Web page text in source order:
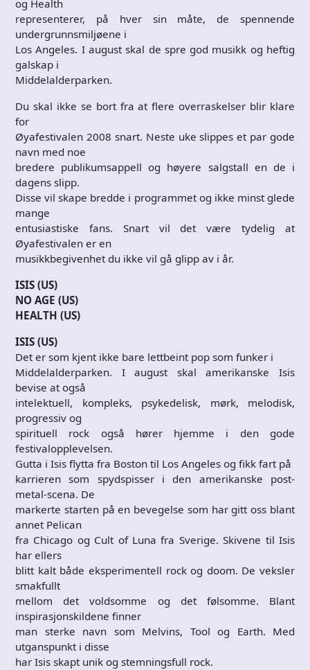
og Health
representerer, på hver sin måte, de spennende
undergrunnsmiljøene i
Los Angeles. I august skal de spre god musikk og heftig
galskap i
Middelalderparken.
Du skal ikke se bort fra at flere overraskelser blir klare
for
Øyafestivalen 2008 snart. Neste uke slippes et par gode
navn med noe
bredere publikumsappell og høyere salgstall en de i
dagens slipp.
Disse vil skape bredde i programmet og ikke minst glede
mange
entusiastiske fans. Snart vil det være tydelig at
Øyafestivalen er en
musikkbegivenhet du ikke vil gå glipp av i år.
ISIS (US)
NO AGE (US)
HEALTH (US)
ISIS (US)
Det er som kjent ikke bare lettbeint pop som funker i
Middelalderparken. I august skal amerikanske Isis
bevise at også
intelektuell, kompleks, psykedelisk, mørk, melodisk,
progressiv og
spirituell rock også hører hjemme i den gode
festivalopplevelsen.
Gutta i Isis flytta fra Boston til Los Angeles og fikk fart på
karrieren som spydspisser i den amerikanske post-
metal-scena. De
markerte starten på en bevegelse som har gitt oss blant
annet Pelican
fra Chicago og Cult of Luna fra Sverige. Skivene til Isis
har ellers
blitt kalt både eksperimentell rock og doom. De veksler
smakfullt
mellom det voldsomme og det følsomme. Blant
inspirasjonskildene finner
man sterke navn som Melvins, Tool og Earth. Med
utganspunkt i disse
har Isis skapt unik og stemningsfull rock.